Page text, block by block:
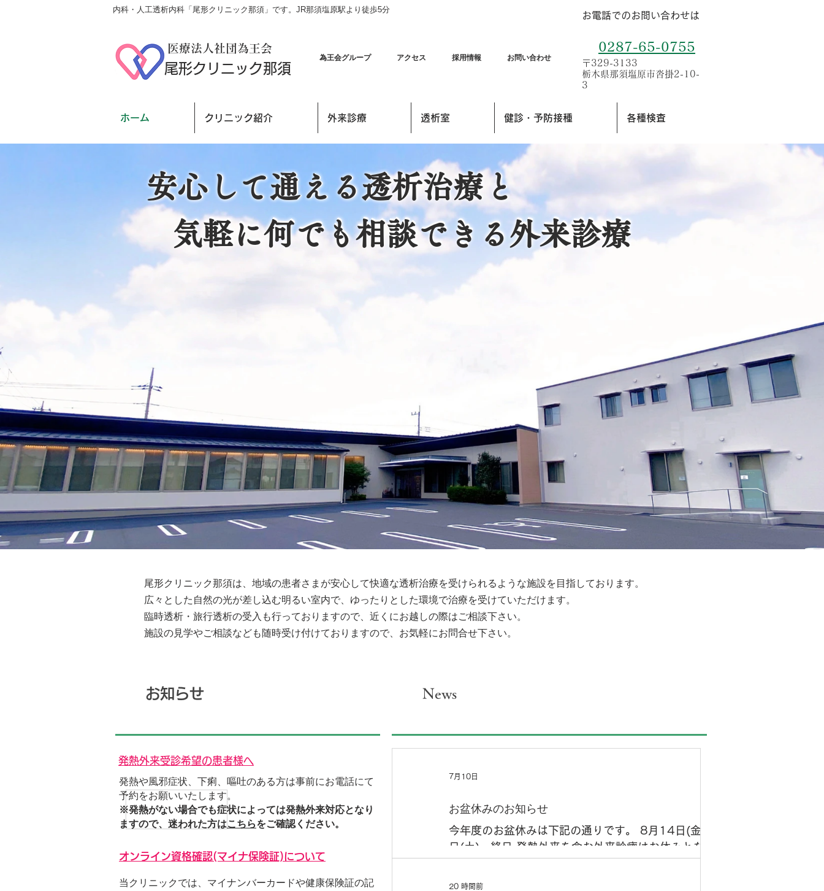
内科・人工透析内科「尾形クリニック那須」です。JR那須塩原駅より徒歩5分
医療法人社団為王会
尾形クリニック那須
為王会グループ アクセス 採用情報 お問い合わせ
お電話でのお問い合わせは
0287-65-0755
〒329-3133
栃木県那須塩原市沓掛2-10-
3
ホーム クリニック紹介 外来診療 透析室 健診・予防接種 各種検査
安心して通える透析治療と
安心して通える透析治療と
気軽に何でも相談できる外来診療
気軽に何でも相談できる外来診療
尾形クリニック那須は、地域の患者さまが安心して快適な透析治療を受けられるような施設を目指しております。
広々とした自然の光が差し込む明るい室内で、ゆったりとした環境で治療を受けていただけます。
臨時透析・旅行透析の受入も行っておりますので、近くにお越しの際はご相談下さい。
施設の見学やご相談なども随時受け付けておりますので、お気軽にお問合せ下さい。
お知らせ
発熱や風邪症状、下痢、嘔吐のある方は事前にお電話にて
予約をお願いいたします。
※発熱がない場合でも症状によっては発熱外来対応となり
ますので、迷われた方はこちらをご確認ください。
発熱外来受診希望の患者様へ
オンライン資格確認(マイナ保険証)について
当クリニックでは、マイナンバーカードや健康保険証の記
News
お盆休みのお知らせ
今年度のお盆休みは下記の通りです。 8月14日(金)、8月15
日(土) 終日 発熱外来を含む外来診療はお休みとなりますの
が、よろしくお願いいたします。
7月10日
20 時間前